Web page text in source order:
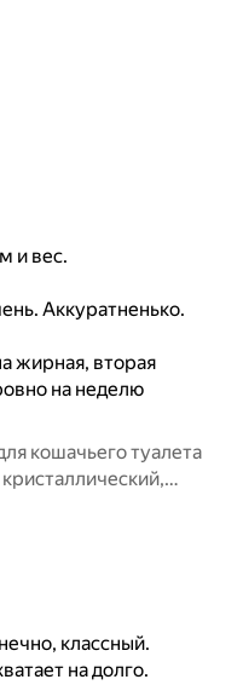
и вес.
Аккуратненько.
жирная, вторая
на неделю
кошачьего туалета
классный.
на долго.